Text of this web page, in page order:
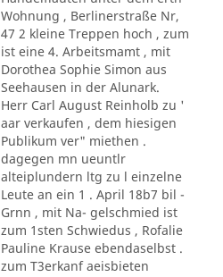
Wohnung , Berlinerstraße Nr,
47 2 kleine Treppen hoch , zum
ist eine 4. Arbeitsmamt , mit
Dorothea Sophie Simon aus
Seehausen in der Alunark.
Herr Carl August Reinholb zu '
aar verkaufen , dem hiesigen
Publikum ver" miethen .
dagegen mn ueuntlr
alteiplundern ltg zu l einzelne
Leute an ein 1 . April 18b7 bil -
Grnn , mit Na- gelschmied ist
zum 1sten Schwiedus , Rofalie
Pauline Krause ebendaselbst .
zum T3erkanf aeisbieten